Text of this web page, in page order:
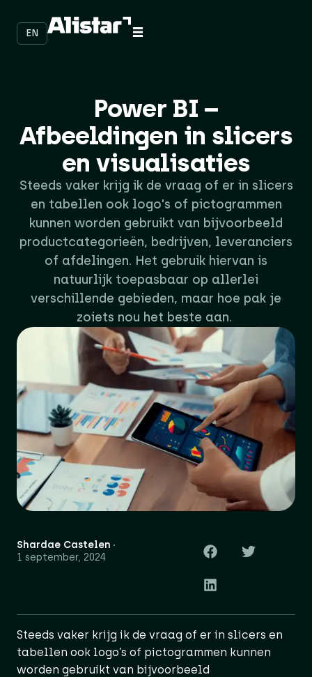
EN
Power BI –
Afbeeldingen in slicers
en visualisaties
Steeds vaker krijg ik de vraag of er in slicers
en tabellen ook logo's of pictogrammen
kunnen worden gebruikt van bijvoorbeeld
productcategorieën, bedrijven, leveranciers
of afdelingen. Het gebruik hiervan is
natuurlijk toepasbaar op allerlei
verschillende gebieden, maar hoe pak je
zoiets nou het beste aan.
Shardae Castelen
1 september, 2024
Steeds vaker krijg ik de vraag of er in slicers en
tabellen ook logo’s of pictogrammen kunnen
worden gebruikt van bijvoorbeeld